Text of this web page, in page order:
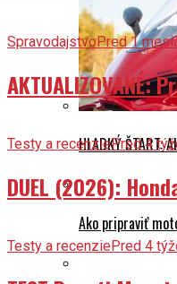
HLADKÝ ŠTART:
Ako pripraviť
SpravodajstvoPred 1
Testy a recenziePred 4
DUEL (2026):
Testy a recenziePred 4